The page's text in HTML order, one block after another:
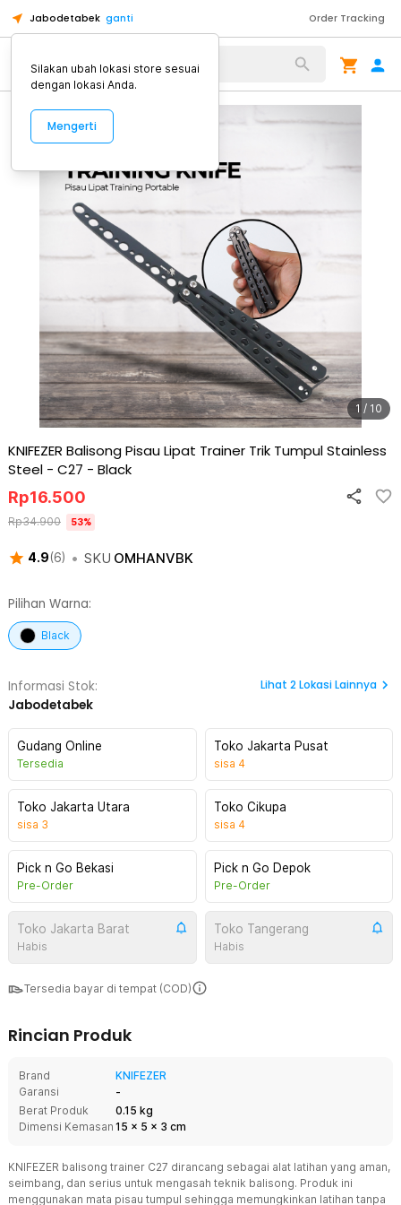
Jabodetabek ganti Order Tracking
Alat Kopi
1 / 10
KNIFEZER Balisong Pisau Lipat Trainer Trik Tumpul Stainless
Steel - C27 - Black
4.9(6) • SKU OMHANVBK
Rp16.500
Rp34.900 53%
Pilihan Warna:
Black
Informasi Stok:
Jabodetabek
Lihat 2Lokasi Lainnya
Gudang Online
Tersedia
Toko Jakarta Pusat
sisa 4
Toko Jakarta Utara
sisa 3
Toko Cikupa
sisa 4
Pick n Go Bekasi
Pre-Order
Pick n Go Depok
Pre-Order
Toko Jakarta Barat
Habis
Toko Tangerang
Habis
Tersedia bayar di tempat (COD)
Rincian Produk
Brand
KNIFEZER
Garansi
-
Berat Produk
0.15 kg
Dimensi Kemasan 15 x 5 x 3 cm
KNIFEZER balisong trainer C27 dirancang sebagai alat latihan yang aman,
seimbang, dan serius untuk mengasah teknik balisong. Produk ini
menggunakan mata pisau tumpul sehingga memungkinkan latihan tanpa
Silakan ubah lokasi store sesuai
dengan lokasi Anda.
Mengerti